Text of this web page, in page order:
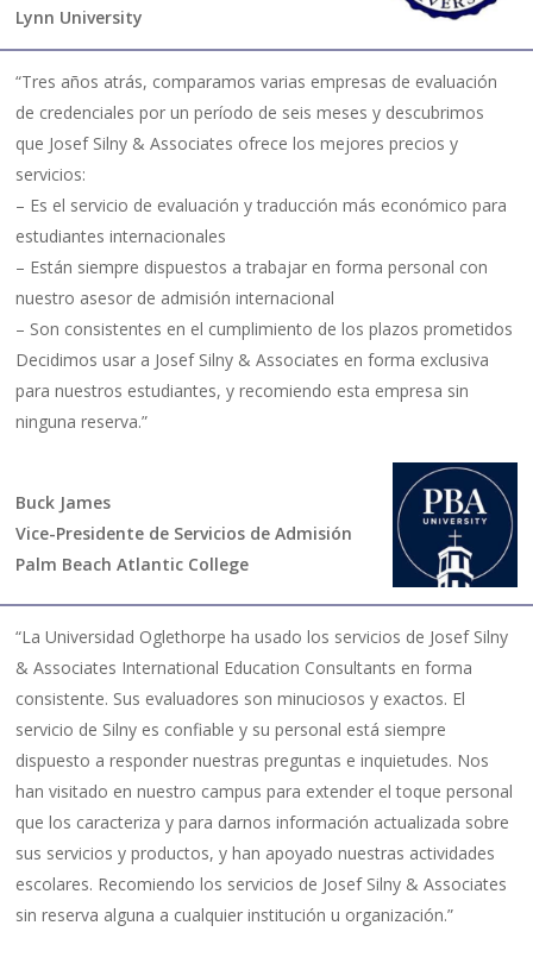
Lynn University
“Tres años atrás, comparamos varias empresas de evaluación
de credenciales por un período de seis meses y descubrimos
que Josef Silny & Associates ofrece los mejores precios y
servicios:
– Es el servicio de evaluación y traducción más económico para
estudiantes internacionales
– Están siempre dispuestos a trabajar en forma personal con
nuestro asesor de admisión internacional
– Son consistentes en el cumplimiento de los plazos prometidos
Decidimos usar a Josef Silny & Associates en forma exclusiva
para nuestros estudiantes, y recomiendo esta empresa sin
ninguna reserva.”
Buck James
Vice-Presidente de Servicios de Admisión
Palm Beach Atlantic College
“La Universidad Oglethorpe ha usado los servicios de Josef Silny
& Associates International Education Consultants en forma
consistente. Sus evaluadores son minuciosos y exactos. El
servicio de Silny es confiable y su personal está siempre
dispuesto a responder nuestras preguntas e inquietudes. Nos
han visitado en nuestro campus para extender el toque personal
que los caracteriza y para darnos información actualizada sobre
sus servicios y productos, y han apoyado nuestras actividades
escolares. Recomiendo los servicios de Josef Silny & Associates
sin reserva alguna a cualquier institución u organización.”